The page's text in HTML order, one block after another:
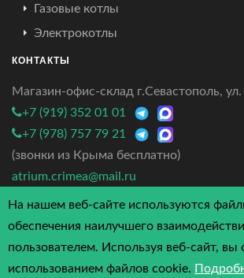
Газовые котлы
Электрокотлы
КОНТАКТЫ
Магазин-офис-склад г.Севастополь,
+7 (919) 352 01 01
+7 (978) 757 79 21
(звонки из Крыма бесплатно)
atrium.crimea@mail.ru
4.7/5 - 3 отзыва
На нашем веб-сайте используются
обеспечения наилучшего
пользователем. Используя веб-сайт, вы
использованием файлов cookie.